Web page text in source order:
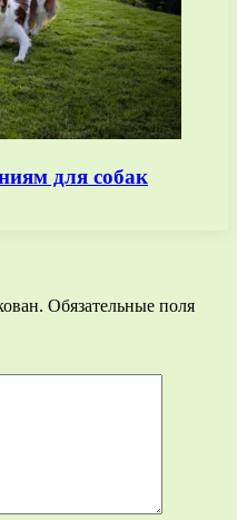
для собак
Обязательные поля